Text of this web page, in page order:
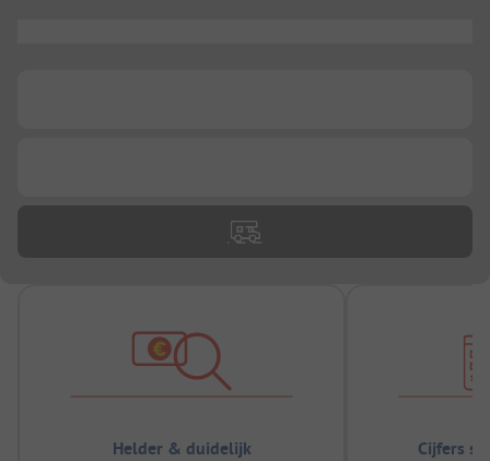
Helder & duidelijk Cijfers